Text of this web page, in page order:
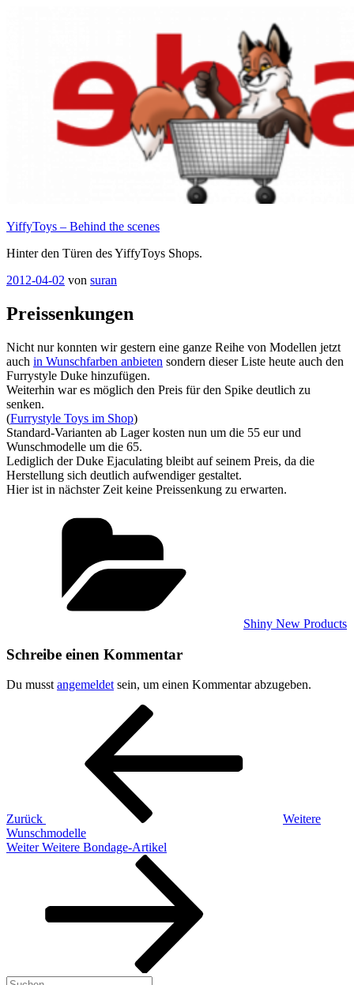
YiffyToys – Behind the scenes
Hinter den Türen des YiffyToys Shops.
Veröffentlicht
2012-04-02 von suran
Preissenkungen
Nicht nur konnten wir gestern eine ganze Reihe von Modellen jetzt
auch in Wunschfarben anbieten sondern dieser Liste heute auch den
Furrystyle Duke hinzufügen.
Weiterhin war es möglich den Preis für den Spike deutlich zu
senken.
(Furrystyle Toys im Shop)
Standard-Varianten ab Lager kosten nun um die 55 eur und
Wunschmodelle um die 65.
Lediglich der Duke Ejaculating bleibt auf seinem Preis, da die
Herstellung sich deutlich aufwendiger gestaltet.
Hier ist in nächster Zeit keine Preissenkung zu erwarten.
Shiny New Products
Schreibe einen Kommentar
Du musst angemeldet sein, um einen Kommentar abzugeben.
Beitragsnavigation
Zurück
Weitere
Wunschmodelle
Nächster
Weiter Weitere Bondage-Artikel